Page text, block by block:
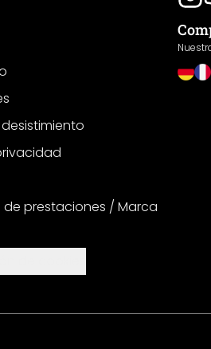
prestaciones / Marca